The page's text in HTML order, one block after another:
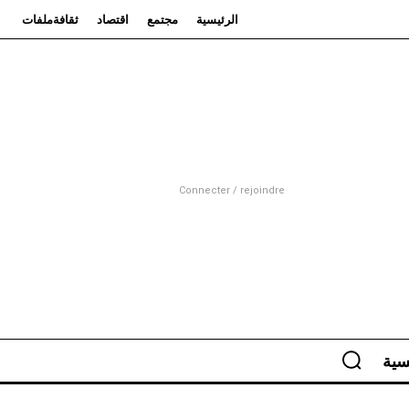
الرئيسية مجتمع اقتصاد ثقافةملفات
Connecter / rejoindre